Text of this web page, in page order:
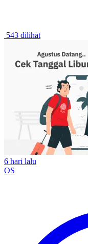
543 dilihat
6 hari lalu
OS